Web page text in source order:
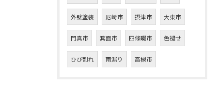
外壁塗装 尼崎市 摂津市 大東市
門真市 箕面市 四條畷市 色褪せ
ひび割れ 雨漏り 高槻市